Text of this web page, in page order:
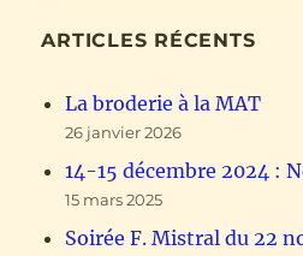
ARTICLES RÉCENTS
La broderie à la MAT
26 janvier 2026
14-15 décembre 2024 :
15 mars 2025
Soirée F. Mistral du 22